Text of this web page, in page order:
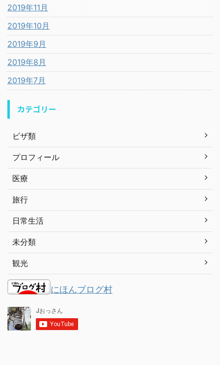
2019年11月
2019年10月
2019年9月
2019年8月
2019年7月
カテゴリー
ビザ類
プロフィール
医療
旅行
日常生活
未分類
観光
にほんブログ村